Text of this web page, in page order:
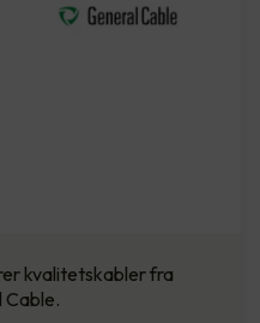
kvalitetskabler fra
Cable.